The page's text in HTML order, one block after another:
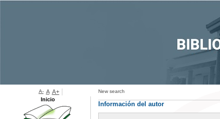
New search
Información del autor
A- A A+
Inicio